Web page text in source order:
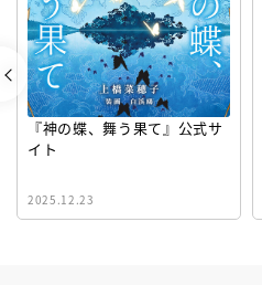
『神の蝶、舞う果て』公式サ
イト
2025.12.23